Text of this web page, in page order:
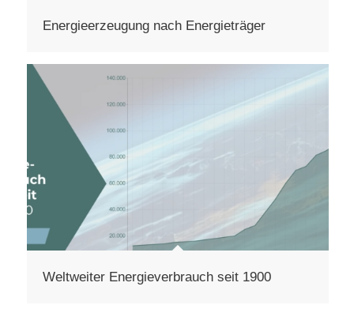
Energieerzeugung nach Energieträger
Weltweiter Energieverbrauch seit 1900